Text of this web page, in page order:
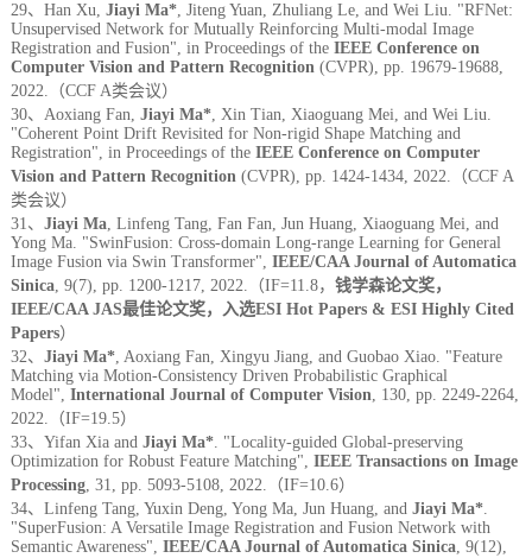
29、Han Xu, Jiayi Ma*, Jiteng Yuan, Zhuliang Le, and Wei Liu. "RFNet:
Unsupervised Network for Mutually Reinforcing Multi-modal Image
Registration and Fusion", in Proceedings of the IEEE Conference on
Computer Vision and Pattern Recognition(CVPR), pp. 19679-19688,
2022.（CCF A类会议）
30、Aoxiang Fan, Jiayi Ma*, Xin Tian, Xiaoguang Mei, and Wei Liu.
"Coherent Point Drift Revisited for Non-rigid Shape Matching and
Registration", in Proceedings of the IEEE Conference on Computer
Vision and Pattern Recognition(CVPR), pp. 1424-1434, 2022.（CCF A
类会议）
31、 Jiayi Ma, Linfeng Tang, Fan Fan, Jun Huang, Xiaoguang Mei, and
Yong Ma. "SwinFusion: Cross-domain Long-range Learning for General
Image Fusion via Swin Transformer", IEEE/CAA Journal of Automatica
Sinica, 9(7), pp. 1200-1217, 2022.（IF=11.8， 钱学森论文奖，
IEEE/CAA JAS最佳论文奖， 入选ESI Hot Papers & ESI Highly Cited
Papers）
32、 Jiayi Ma*, Aoxiang Fan, Xingyu Jiang, and Guobao Xiao. "Feature
Matching via Motion-Consistency Driven Probabilistic Graphical
Model", International Journal of Computer Vision, 130, pp. 2249-2264,
2022.（IF=19.5）
33、Yifan Xia and Jiayi Ma*. "Locality-guided Global-preserving
Optimization for Robust Feature Matching", IEEE Transactions on Image
Processing, 31, pp. 5093-5108, 2022.（IF=10.6）
34、Linfeng Tang, Yuxin Deng, Yong Ma, Jun Huang, and Jiayi Ma*.
"SuperFusion: A Versatile Image Registration and Fusion Network with
Semantic Awareness", IEEE/CAA Journal of Automatica Sinica, 9(12),